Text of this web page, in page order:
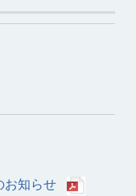
お知らせ